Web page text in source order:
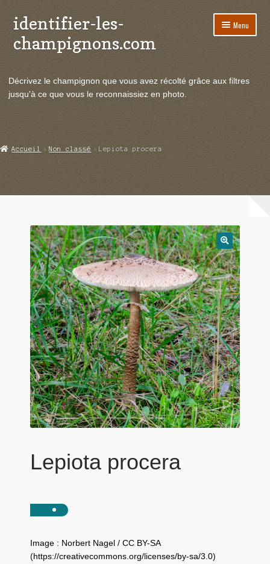
Aller
à
la
Aller
au
contenu
identifier-les-
champignons.com
Menu
le
Actualités
Echanges et contacts
Décrivez le champignon que vous avez récolté grâce aux filtres
jusqu'à ce que vous le reconnaissiez en photo.
Accueil Non classé Lepiota procera
Lepiota procera
Image : Norbert Nagel / CC BY-SA
(https://creativecommons.org/licenses/by-sa/3.0)